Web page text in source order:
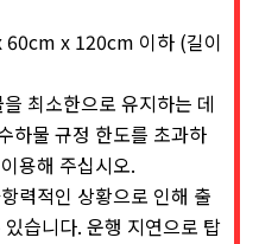
60cm x 120cm 이하 (길이
최소한으로 유지하는 데
하물 규정 한도를 초과하
용해 주십시오.
력적인 상황으로 인해 출
습니다. 운행 지연으로 탑